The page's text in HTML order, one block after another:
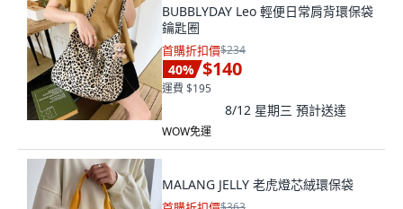
BUBBLYDAY Leo 輕便日常肩背環保袋
鑰匙圈
首購折扣價$234
40% $140
運費 $195
8/12 星期三 預計送達
WOW免運
MALANG JELLY 老虎燈芯絨環保袋